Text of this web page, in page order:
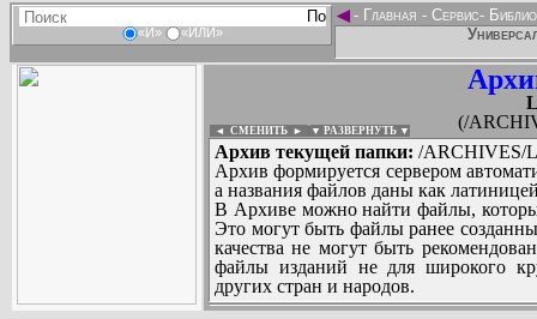
«И» «ИЛИ»
◄- Главная - Сервис-
(/
◄ СМЕНИТЬ ► ▼ РАЗВЕРНУТЬ ▼
Архив текущей папки: /ARCHIVES/
Архив формируется сервером
а названия файлов даны как
В Архиве можно найти файлы,
Это могут быть файлы ранее
качества не могут быть
файлы изданий не для широкого
других стран и народов.